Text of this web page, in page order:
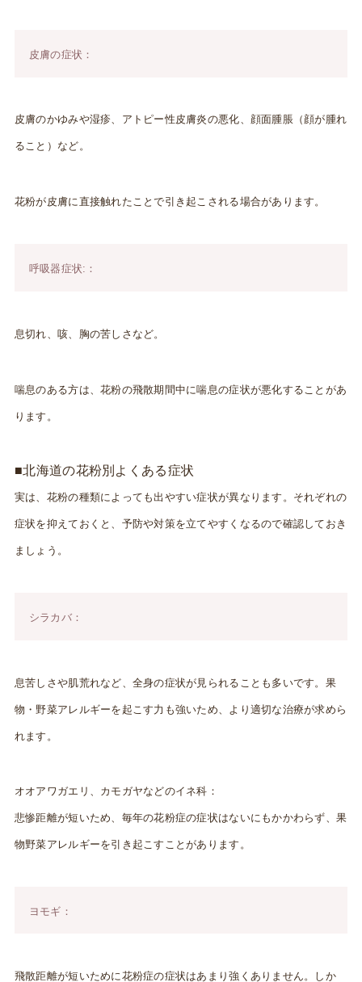
皮膚の症状：
皮膚のかゆみや湿疹、アトピー性皮膚炎の悪化、顔面腫脹（顔が腫れ
ること）など。
花粉が皮膚に直接触れたことで引き起こされる場合があります。
呼吸器症状:：
息切れ、咳、胸の苦しさなど。
喘息のある方は、花粉の飛散期間中に喘息の症状が悪化することがあ
ります。
■北海道の花粉別よくある症状
実は、花粉の種類によっても出やすい症状が異なります。それぞれの
症状を抑えておくと、予防や対策を立てやすくなるので確認しておき
ましょう。
シラカバ：
息苦しさや肌荒れなど、全身の症状が見られることも多いです。果
物・野菜アレルギーを起こす力も強いため、より適切な治療が求めら
れます。
オオアワガエリ、カモガヤなどのイネ科：
悲惨距離が短いため、毎年の花粉症の症状はないにもかかわらず、果
物野菜アレルギーを引き起こすことがあります。
ヨモギ：
飛散距離が短いために花粉症の症状はあまり強くありません。しか